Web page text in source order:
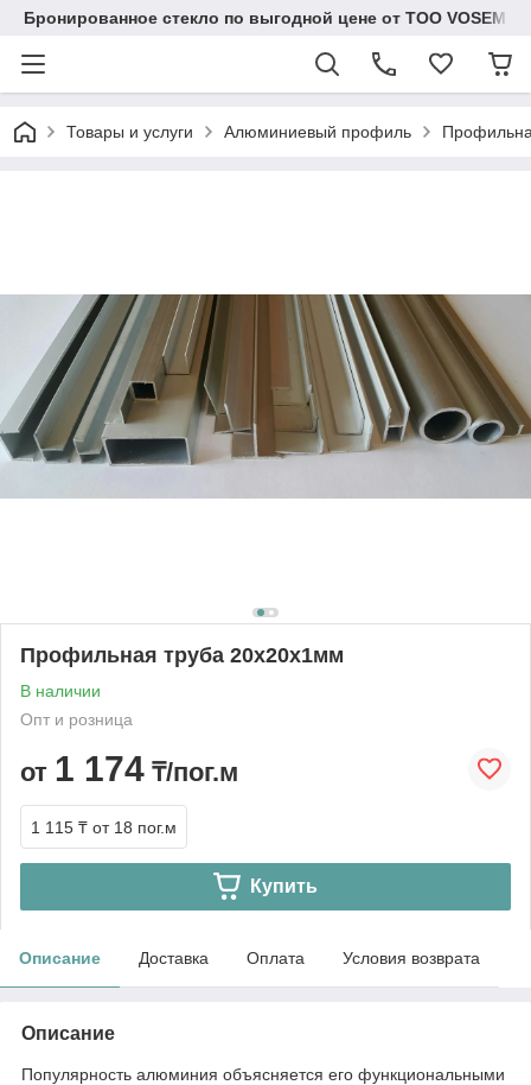
Бронированное стекло по выгодной цене от ТОО VOSEM
Товары и услуги Алюминиевый профиль
Профильная труба 20х20х1мм
В наличии
Опт и розница
от 1 174 ₸/пог.м
1 115 ₸ от 18 пог.м
Купить
Описание Доставка Оплата Условия возврата
Описание
Популярность алюминия объясняется его функциональными